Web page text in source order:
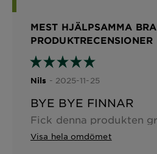
MEST HJÄLPSAMMA BRA
PRODUKTRECENSIONER
Nils - 2025-11-25
BYE BYE FINNAR
Visa hela omdömet